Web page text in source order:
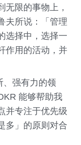
无限的事物上，
夫所说：「管理
选择中，选择一
作用的活动，并
、强有力的领
能够帮助我
并专注于优先级
多」的原则对合